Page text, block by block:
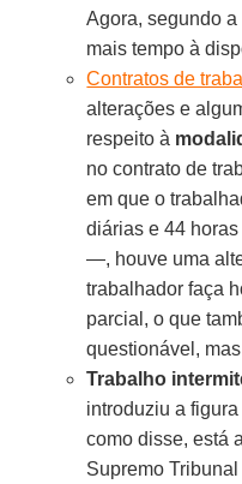
Agora, segundo
mais tempo à
Contratos de
alterações e
respeito à
no contrato de
em que o
diárias e 44
—, houve uma
trabalhador faça
parcial, o que
questionável,
Trabalho
introduziu a
como disse, está
Supremo